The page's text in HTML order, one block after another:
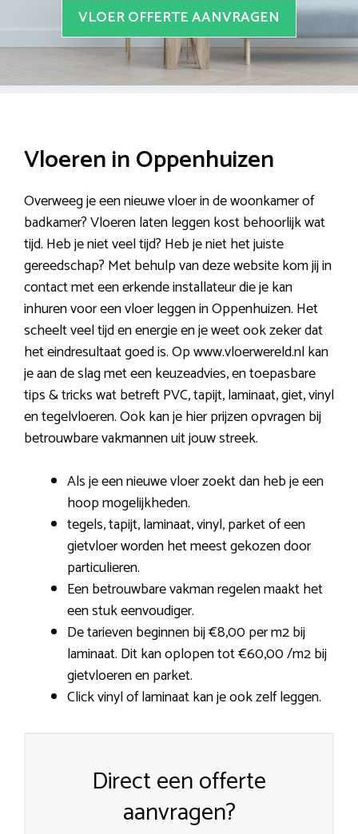
VLOER OFFERTE AANVRAGEN
Vloeren in Oppenhuizen
Overweeg je een nieuwe vloer in de woonkamer of
badkamer? Vloeren laten leggen kost behoorlijk wat
tijd. Heb je niet veel tijd? Heb je niet het juiste
gereedschap? Met behulp van deze website kom jij in
contact met een erkende installateur die je kan
inhuren voor een vloer leggen in Oppenhuizen. Het
scheelt veel tijd en energie en je weet ook zeker dat
het eindresultaat goed is. Op www.vloerwereld.nl kan
je aan de slag met een keuzeadvies, en toepasbare
tips & tricks wat betreft PVC, tapijt, laminaat, giet, vinyl
en tegelvloeren. Ook kan je hier prijzen opvragen bij
betrouwbare vakmannen uit jouw streek.
Als je een nieuwe vloer zoekt dan heb je een
hoop mogelijkheden.
tegels, tapijt, laminaat, vinyl, parket of een
gietvloer worden het meest gekozen door
particulieren.
Een betrouwbare vakman regelen maakt het
een stuk eenvoudiger.
De tarieven beginnen bij €8,00 per m2 bij
laminaat. Dit kan oplopen tot €60,00 /m2 bij
gietvloeren en parket.
Click vinyl of laminaat kan je ook zelf leggen.
Direct een offerte
aanvragen?